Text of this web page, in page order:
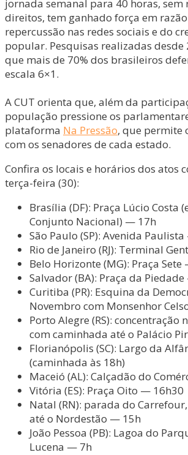
jornada semanal para 40 horas, sem
direitos, tem ganhado força em
repercussão nas redes sociais e do
popular. Pesquisas realizadas
que mais de 70% dos brasileiros
escala 6×1.
A CUT orienta que, além da
população pressione os
plataforma Na Pressão, que permite
com os senadores de cada estado.
Confira os locais e horários dos atos
terça-feira (30):
Brasília (DF): Praça Lúcio Costa
Conjunto Nacional) — 17h
São Paulo (SP): Avenida
Rio de Janeiro (RJ): Terminal
Belo Horizonte (MG): Praça
Salvador (BA): Praça da
Curitiba (PR): Esquina da
Novembro com Monsenhor
Porto Alegre (RS): concentração
com caminhada até o Palácio
Florianópolis (SC): Largo da
(caminhada às 18h)
Maceió (AL): Calçadão do
Vitória (ES): Praça Oito — 16h30
Natal (RN): parada do
até o Nordestão — 15h
João Pessoa (PB): Lagoa do
Lucena — 7h